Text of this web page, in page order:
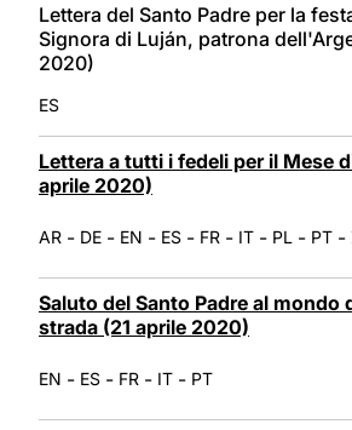
Lettera del Santo Padre per la
Signora di Luján, patrona
2020)
ES
Lettera a tutti i fedeli per il Mese
aprile 2020)
AR - DE - EN - ES - FR - IT - PL - PT -
Saluto del Santo Padre al mondo
strada (21 aprile 2020)
EN - ES - FR - IT - PT